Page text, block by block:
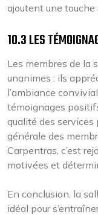
ajoutent une
10.3 LES
Les membres de la
unanimes : ils
l’ambiance
témoignages
qualité des
générale des
Carpentras, c’est
motivées et
En conclusion, la
idéal pour